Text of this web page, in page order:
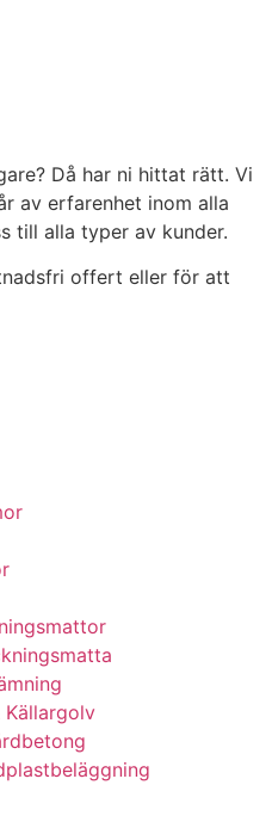
Då har ni hittat rätt. Vi
av erfarenhet inom alla
till alla typer av kunder.
offert eller för att
Källargolv